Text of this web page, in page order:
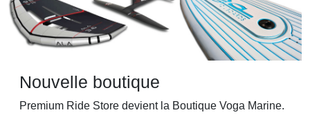
Nouvelle boutique
Premium Ride Store devient la Boutique Voga Marine.